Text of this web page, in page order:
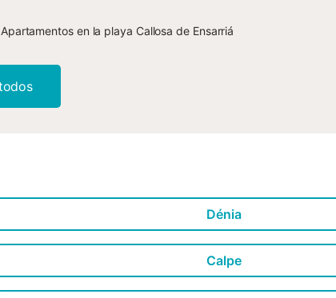
Apartamentos en la playa Callosa de Ensarriá
Dénia
Calpe